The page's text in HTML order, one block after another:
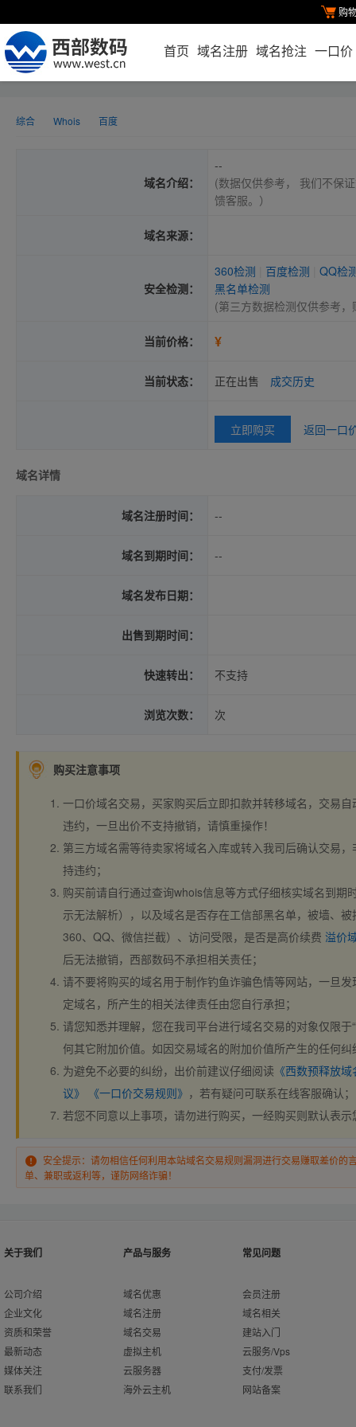
购
首页 域名注册 域名抢注 一口价
综合 Whois 百度
域名介绍：
--
(数据仅供参考， 我们不保
馈客服。）
域名来源：
安全检测：
360检测 百度检测
QQ检
黑名单检测
(第三方数据检测仅供参考
当前价格： ¥
当前状态： 正在出售 成交历史
立即购买 返回一口
域名详情
域名注册时间： --
域名到期时间： --
域名发布日期：
出售到期时间：
快速转出： 不支持
浏览次数： 次
购买注意事项
一口价域名交易，买家购买后立即扣款并转移域名，交易
违约，一旦出价不支持撤销，请慎重操作！
第三方域名需等待卖家将域名入库或转入我司后确认交易
持违约；
购买前请自行通过查询whois信息等方式仔细核实域名到期
示无法解析），以及域名是否存在工信部黑名单，被墙、
360、QQ、微信拦截）、访问受限，是否是高价续费 溢价
后无法撤销，西部数码不承担相关责任；
请不要将购买的域名用于制作钓鱼诈骗色情等网站，一旦
定域名，所产生的相关法律责任由您自行承担；
请您知悉并理解，您在我司平台进行域名交易的对象仅限于
何其它附加价值。如因交易域名的附加价值所产生的任何
为避免不必要的纠纷，出价前建议仔细阅读 《西数预释放
议》
《一口价交易规则》 ，若有疑问可联系在线客服确认；
若您不同意以上事项，请勿进行购买，一经购买则默认表
安全提示：请勿相信任何利用本站域名交易规则漏洞进行交易赚取差价的
单、兼职或返利等，谨防网络诈骗！
关于我们
公司介绍
企业文化
资质和荣誉
最新动态
媒体关注
联系我们
产品与服务
域名优惠
域名注册
域名交易
虚拟主机
云服务器
海外云主机
常见问题
会员注册
域名相关
建站入门
云服务/Vps
支付/发票
网站备案